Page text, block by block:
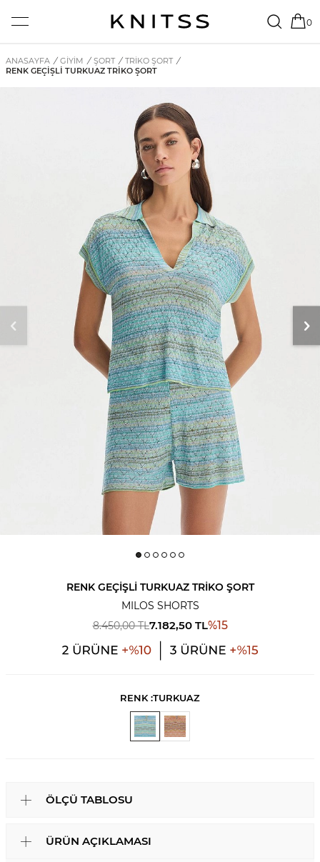
0
ANASAYFA / GİYİM / ŞORT / TRIKO ŞORT /
RENK GEÇIŞLI TURKUAZ TRIKO ŞORT
RENK GEÇIŞLI TURKUAZ TRIKO ŞORT
MILOS SHORTS
8.450,00TL7.182,50TL%15
RENK :TURKUAZ
ÖLÇÜ TABLOSU
ÜRÜN AÇIKLAMASI